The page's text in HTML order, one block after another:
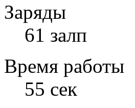
Заряды
61 залп
Время работы
55 сек